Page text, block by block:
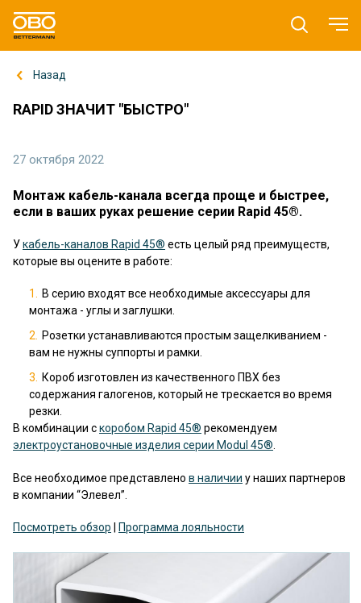
Назад
RAPID ЗНАЧИТ "БЫСТРО"
27 октября 2022
Монтаж кабель-канала всегда проще и быстрее,
если в ваших руках решение серии Rapid 45®.
Укабель-каналов Rapid 45® есть целый ряд преимуществ,
которые вы оцените в работе:
В серию входят все необходимые аксессуары для
монтажа - углы и заглушки.
Розетки устанавливаются простым защелкиванием -
вам не нужны суппорты и рамки.
Короб изготовлен из качественного ПВХ без
содержания галогенов, который не трескается во время
резки.
В комбинации скоробом Rapid 45® рекомендуем
электроустановочные изделия серии Modul 45®
Все необходимое представлено в наличии у наших партнеров
в компании “Элевел”.
Посмотреть обзор Программа лояльности